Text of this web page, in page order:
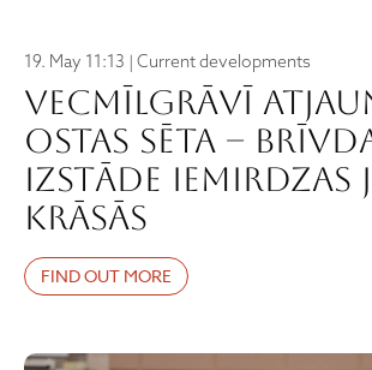
19. May 11:13 | Current developments
Vecmīlgrāvī
ostas sēta –
izstāde iemirdzas
krāsās
FIND OUT MORE